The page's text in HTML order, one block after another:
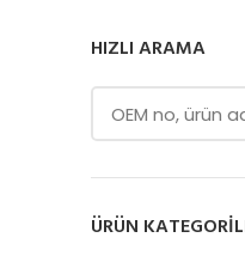
HIZLI ARAMA
ÜRÜN